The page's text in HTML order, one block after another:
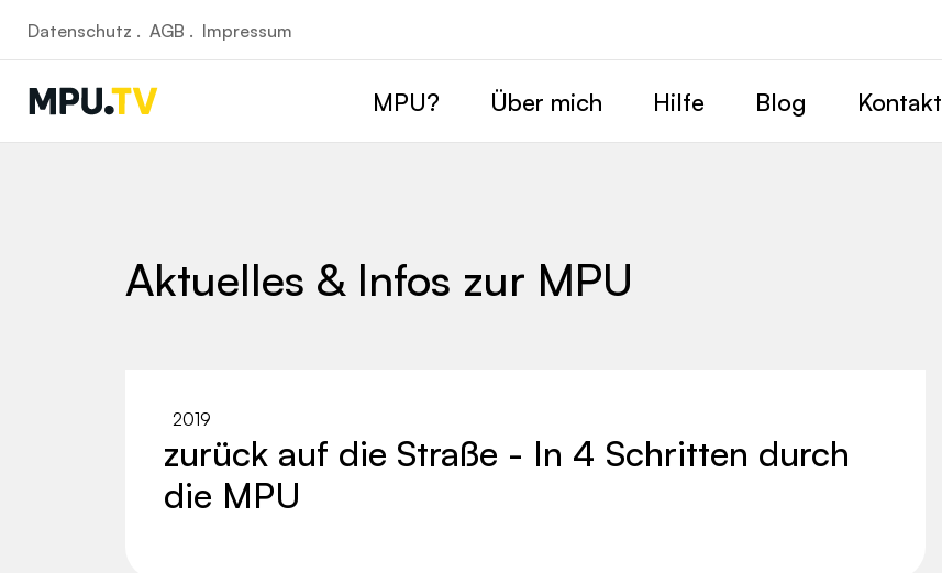
Aktuelles & Infos zur MPU
2019
zurück auf die Straße - In 4 Schritten durch
die MPU
Datenschutz . AGB . Impressum
MPU? Über mich Hilfe Blog Kontakt